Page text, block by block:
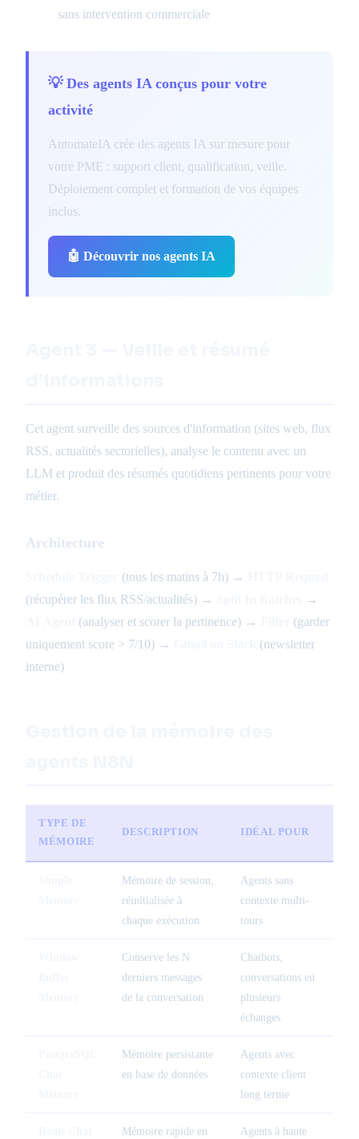
sans intervention commerciale
💡 Des agents IA conçus pour votre
activité
AutomateIA crée des agents IA sur mesure pour
votre PME : support client, qualification, veille.
Déploiement complet et formation de vos équipes
inclus.
🤖 Découvrir nos agents IA
Cet agent surveille des sources d'information (sites web, flux
RSS, actualités sectorielles), analyse le contenu avec un
LLM et produit des résumés quotidiens pertinents pour votre
métier.
Architecture
(tous les matins à 7h) →
(récupérer les flux RSS/actualités) →
→
(analyser et scorer la pertinence) →
(garder
uniquement score > 7/10) →
(newsletter
interne)
TYPE DE
MÉMOIRE
DESCRIPTION IDÉAL POUR
Mémoire de session,
réinitialisée à
chaque exécution
Agents sans
contexte multi-
tours
Conserve les N
derniers messages
de la conversation
Chatbots,
conversations en
plusieurs
échanges
Mémoire persistante
en base de données
Agents avec
contexte client
long terme
Mémoire rapide en
Agents à haute